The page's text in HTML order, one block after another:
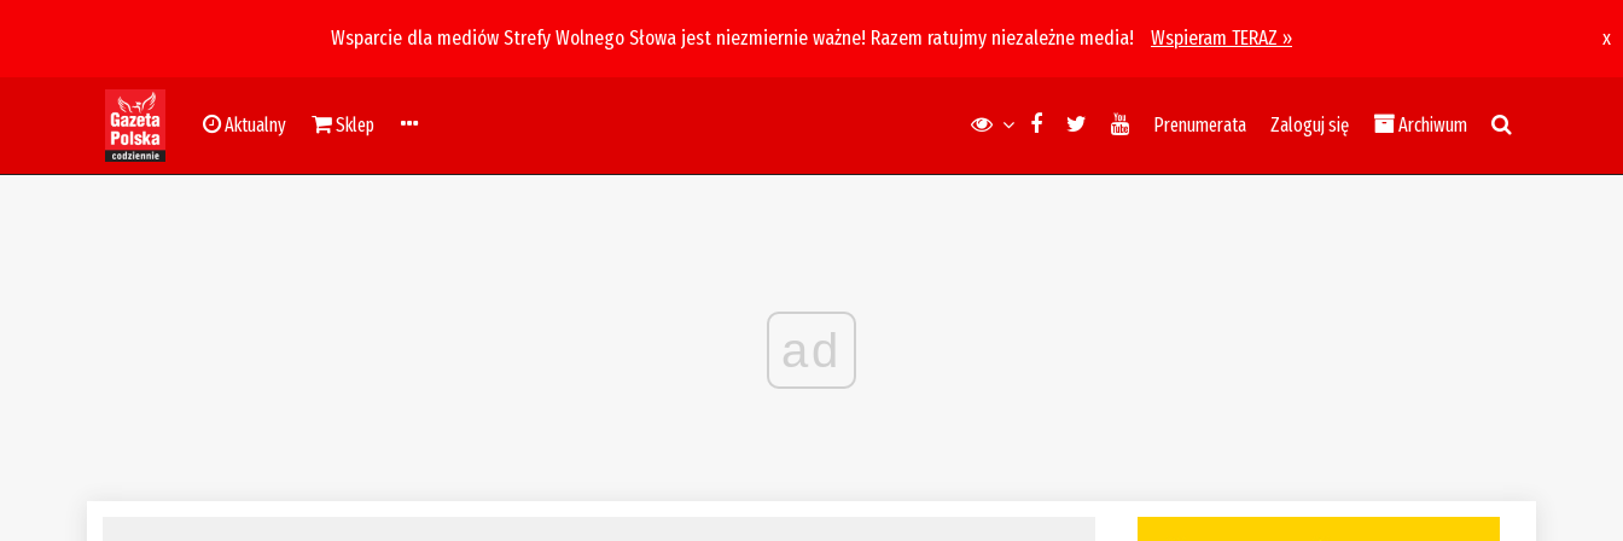
Wsparcie dla mediów Strefy Wolnego Słowa jest niezmiernie ważne! Razem ratujmy niezależne media! Wspieram TERAZ » x
Aktualny Sklep Prenumerata Zaloguj się Archiwum
ad